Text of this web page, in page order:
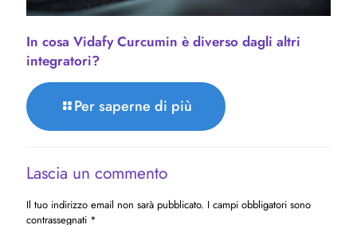
In cosa Vidafy Curcumin è diverso dagli altri
integratori?
Per saperne di più
Lascia un commento
Il tuo indirizzo email non sarà pubblicato. I campi obbligatori sono
contrassegnati *